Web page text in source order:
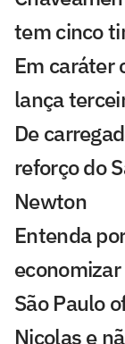
tem cinco
Em caráter
lança
De
reforço do
Newton
Entenda
São Paulo
Nicolas e